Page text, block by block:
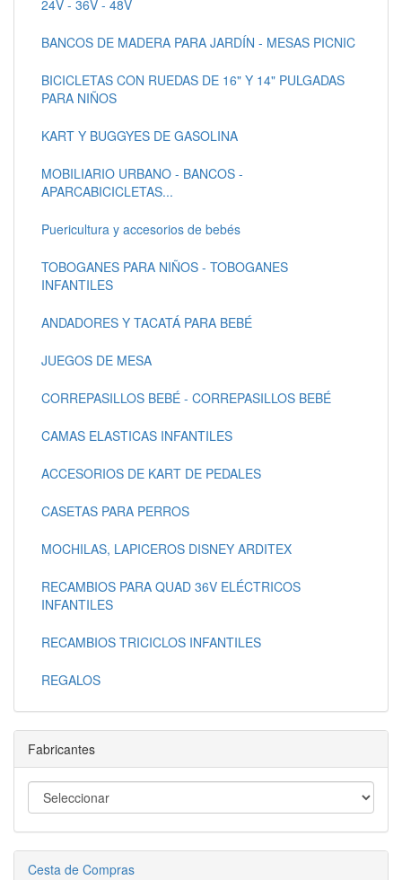
24V - 36V - 48V
BANCOS DE MADERA PARA JARDÍN - MESAS PICNIC
BICICLETAS CON RUEDAS DE 16" Y 14" PULGADAS
PARA NIÑOS
KART Y BUGGYES DE GASOLINA
MOBILIARIO URBANO - BANCOS -
APARCABICICLETAS...
Puericultura y accesorios de bebés
TOBOGANES PARA NIÑOS - TOBOGANES
INFANTILES
ANDADORES Y TACATÁ PARA BEBÉ
JUEGOS DE MESA
CORREPASILLOS BEBÉ - CORREPASILLOS BEBÉ
CAMAS ELASTICAS INFANTILES
ACCESORIOS DE KART DE PEDALES
CASETAS PARA PERROS
MOCHILAS, LAPICEROS DISNEY ARDITEX
RECAMBIOS PARA QUAD 36V ELÉCTRICOS
INFANTILES
RECAMBIOS TRICICLOS INFANTILES
REGALOS
Fabricantes
Cesta de Compras